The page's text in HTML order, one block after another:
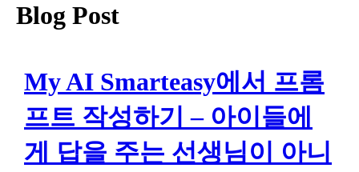
Blog Post
My AI Smarteasy에서 프롬
프트 작성하기 – 아이들에
게 답을 주는 선생님이 아니